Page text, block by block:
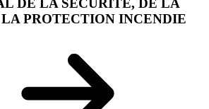
DE LA SÉCURITÉ, DE LA
PROTECTION INCENDIE